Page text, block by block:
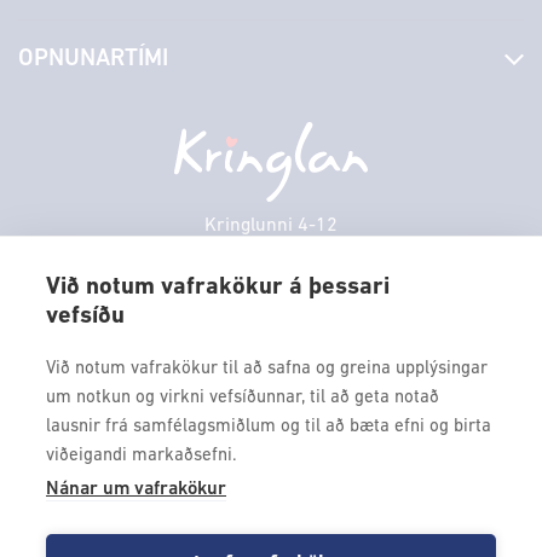
Við notum vafrakökur á þessari
vefsíðu
Við notum vafrakökur til að safna og greina upplýsingar
um notkun og virkni vefsíðunnar, til að geta notað
lausnir frá samfélagsmiðlum og til að bæta efni og birta
viðeigandi markaðsefni.
Nánar um vafrakökur
Kringlunni 4-12
kringlan@kringlan.is
Hafðu samband
Persónuverndarstefna
Borgarbókasafn
Borgarleikhúsið
Ævintýraland
OPNUNARTÍMI
Þriðjudagur
VERTU MEÐ
Fáðu forskot á dagskrána okkar og sértilboð með því að skrá